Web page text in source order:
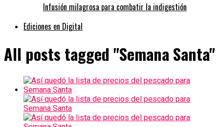
Infusión milagrosa para combatir la indigestión
Ediciones en Digital
All posts tagged "Semana Santa"